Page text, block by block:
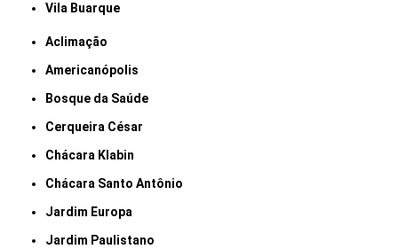
Vila Buarque
Aclimação
Americanópolis
Bosque da Saúde
Cerqueira César
Chácara Klabin
Chácara Santo Antônio
Jardim Europa
Jardim Paulistano